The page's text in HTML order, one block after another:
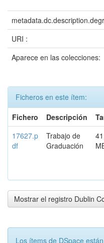
URI :
Aparece en las colecciones:
Ficheros en este ítem:
Fichero
Descripción
17627.p
df
Trabajo de
Graduación
Mostrar el registro Dublin
Los ítems de DSpace